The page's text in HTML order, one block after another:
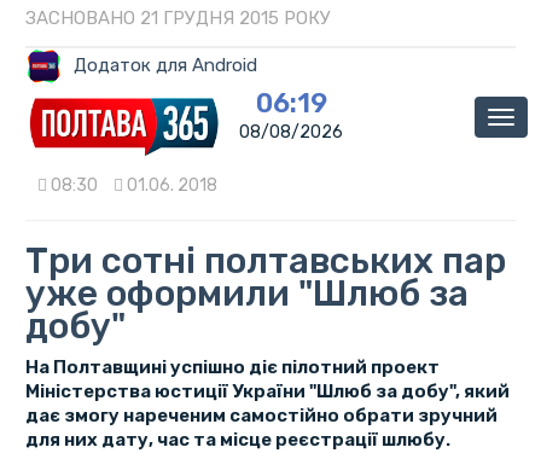
ЗАСНОВАНО 21 ГРУДНЯ 2015 РОКУ
Додаток для Android
06:19
08/08/2026
08:30 01.06. 2018
Три сотні полтавських пар
уже оформили "Шлюб за
добу"
На Полтавщині успішно діє пілотний проект
Міністерства юстиції України "Шлюб за добу", який
дає змогу нареченим самостійно обрати зручний
для них дату, час та місце реєстрації шлюбу.